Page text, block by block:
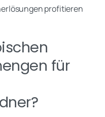
profitieren
für